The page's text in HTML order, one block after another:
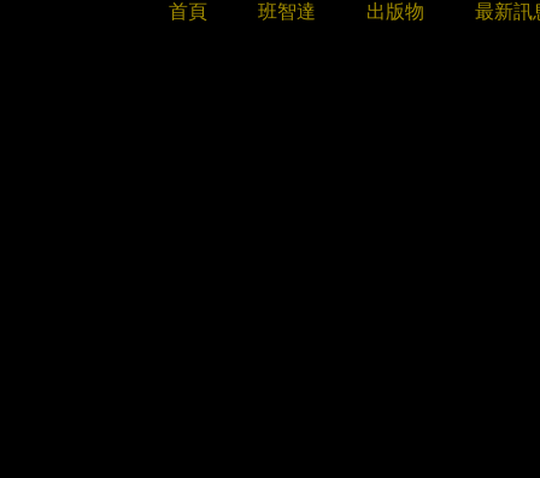
首頁 班智達 出版物 最新訊